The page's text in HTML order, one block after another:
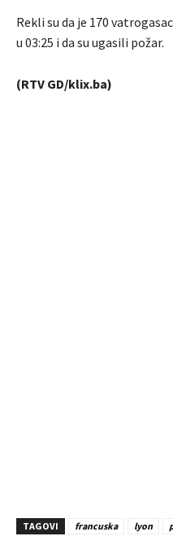
Rekli su da je 170
u 03:25 i da su ugasili požar.
(RTV GD/klix.ba)
TAGOVI francuska lyon